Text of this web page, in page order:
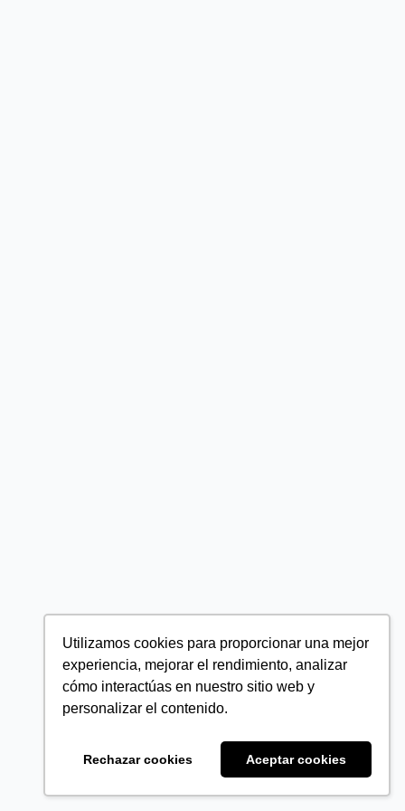
Utilizamos cookies para proporcionar una mejor
experiencia, mejorar el rendimiento, analizar
cómo interactúas en nuestro sitio web y
personalizar el contenido.
Rechazar cookies Aceptar cookies